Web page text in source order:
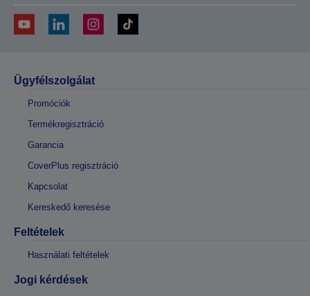
Ügyfélszolgálat
Promóciók
Termékregisztráció
Garancia
CoverPlus regisztráció
Kapcsolat
Kereskedő keresése
Feltételek
Használati feltételek
Jogi kérdések